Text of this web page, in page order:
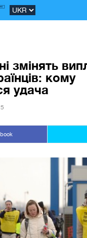
змінять
кому
удача